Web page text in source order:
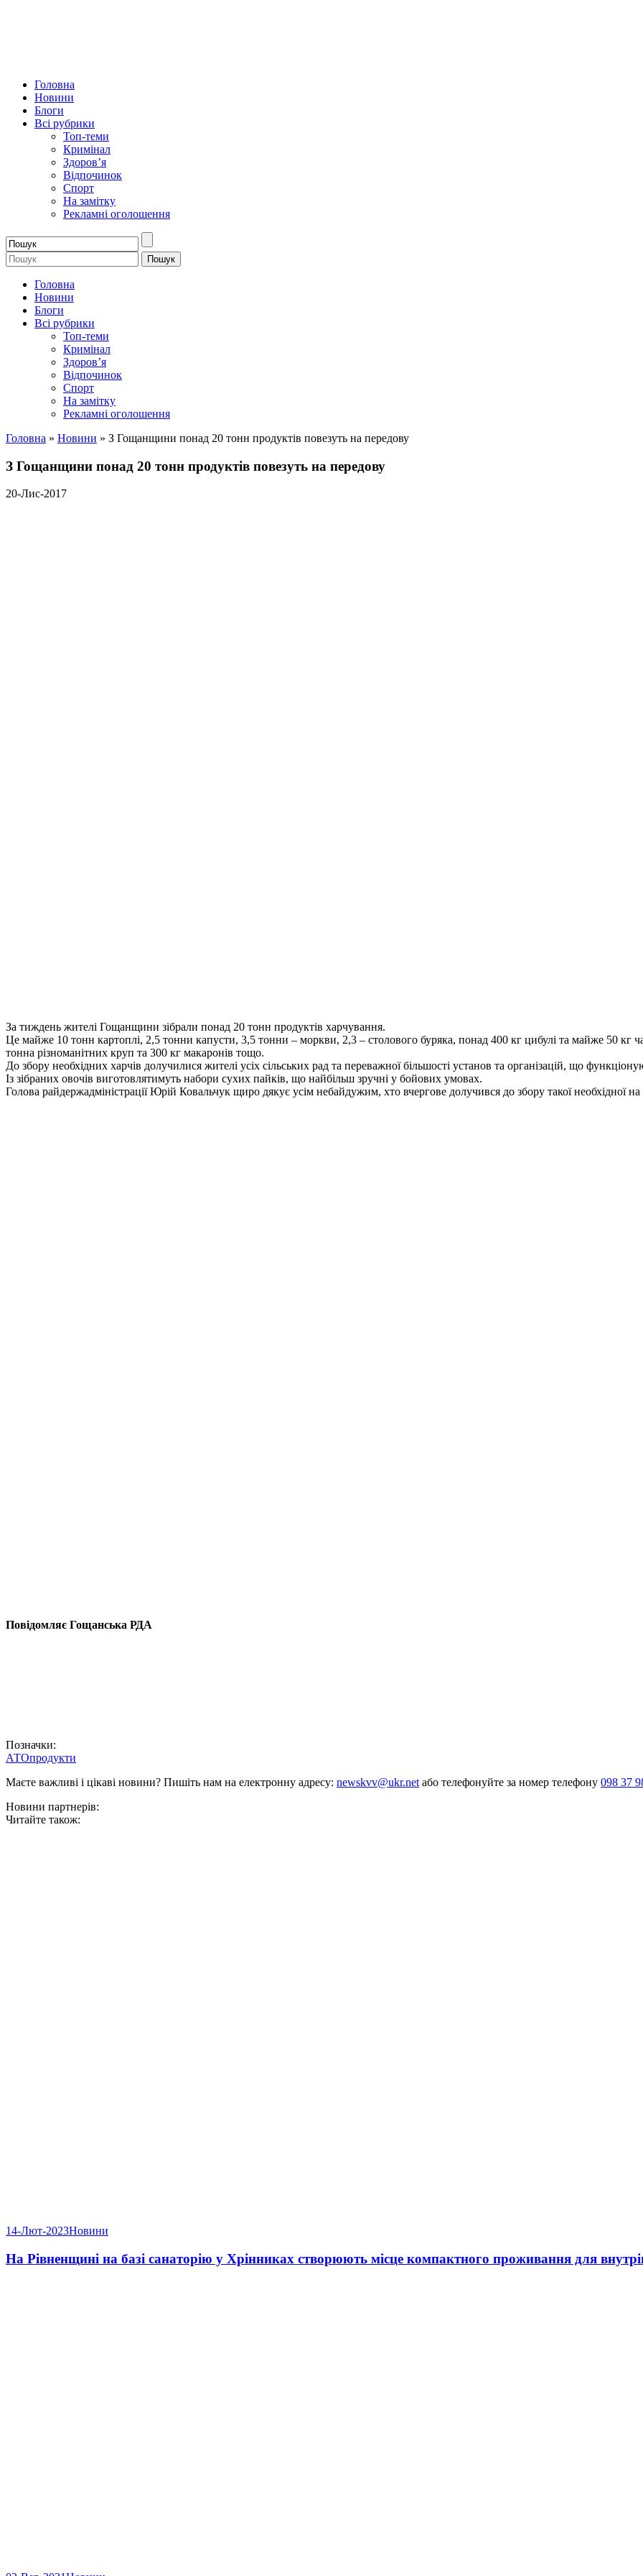
Головна
Новини
Блоги
Всі рубрики
Топ-теми
Кримінал
Здоров’я
Відпочинок
Спорт
На замітку
Рекламні оголошення
Головна
Новини
Блоги
Всі рубрики
Топ-теми
Кримінал
Здоров’я
Відпочинок
Спорт
На замітку
Рекламні оголошення
Головна » Новини » З Гощанщини понад 20 тонн продуктів повезуть на передову
З Гощанщини понад 20 тонн продуктів повезуть на передову
20-Лис-2017
За тиждень жителі Гощанщини зібрали понад 20 тонн продуктів харчування.
Це майже 10 тонн картоплі, 2,5 тонни капусти, 3,5 тонни – моркви, 2,3 – столового буряка, понад 400 кг цибулі та майже 50 кг
тонна різноманітних круп та 300 кг макаронів тощо.
До збору необхідних харчів долучилися жителі усіх сільських рад та переважної більшості установ та організацій, що
Із зібраних овочів виготовлятимуть набори сухих пайків, що найбільш зручні у бойових умовах.
Голова райдержадміністрації Юрій Ковальчук щиро дякує усім небайдужим, хто вчергове долучився до збору такої необхідної
Повідомляє Гощанська РДА
Позначки:
АТОпродукти
Маєте важливі і цікаві новини? Пишіть нам на електронну адресу: newskvv@ukr.netабо телефонуйте за номер телефону 098 37
Новини партнерів:
Читайте також:
14-Лют-2023Новини
На Рівненщині на базі санаторію у Хрінниках створюють місце компактного проживання для